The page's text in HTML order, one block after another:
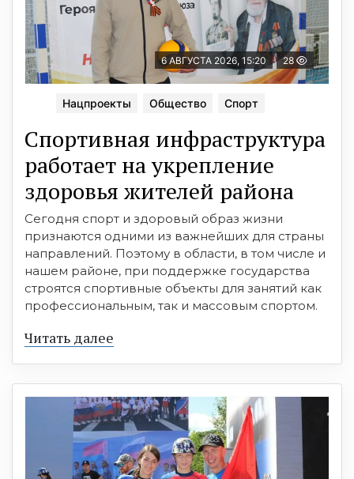
6 АВГУСТА 2026, 15:20 28
Нацпроекты Общество Спорт
Спортивная инфраструктура
работает на укрепление
здоровья жителей района
Сегодня спорт и здоровый образ жизни
признаются одними из важнейших для страны
направлений. Поэтому в области, в том числе и
нашем районе, при поддержке государства
строятся спортивные объекты для занятий как
профессиональным, так и массовым спортом.
Читать далее